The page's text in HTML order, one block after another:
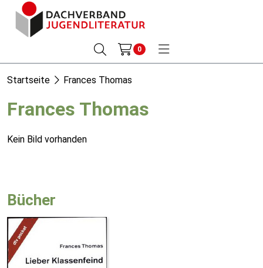
0
Startseite Frances Thomas
Frances Thomas
Kein Bild vorhanden
Bücher